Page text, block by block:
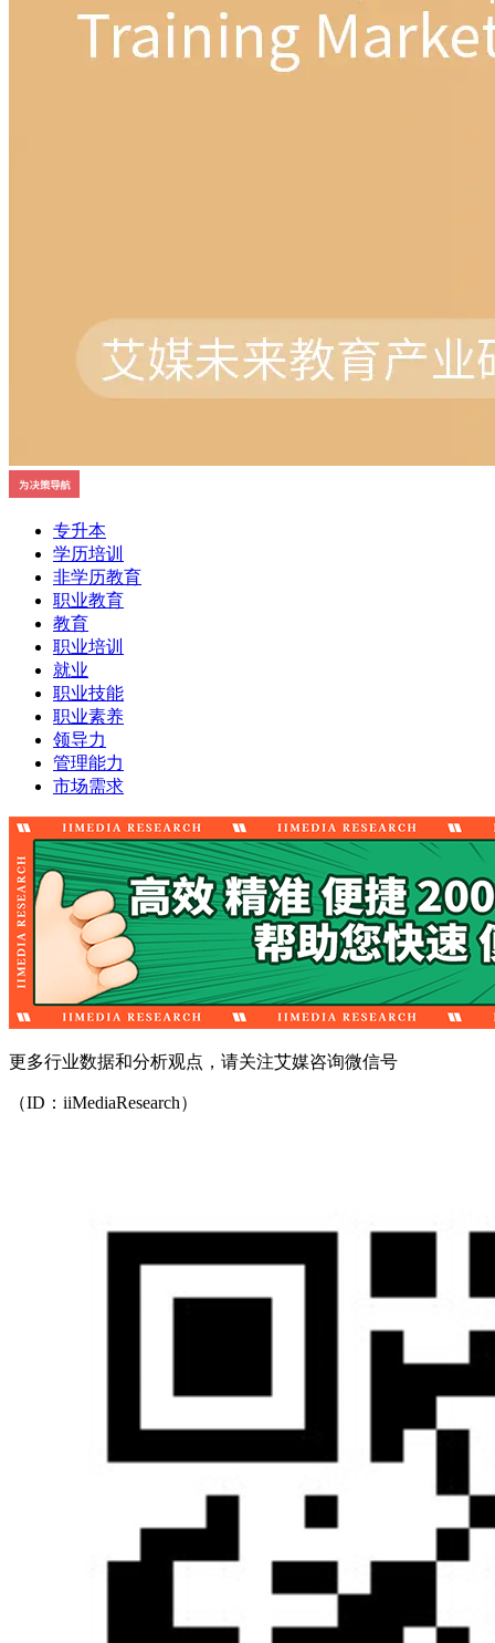
专升本
学历培训
非学历教育
职业教育
教育
职业培训
就业
职业技能
职业素养
领导力
管理能力
市场需求
更多行业数据和分析观点，请关注艾媒咨询微信号
（ID：iiMediaResearch）